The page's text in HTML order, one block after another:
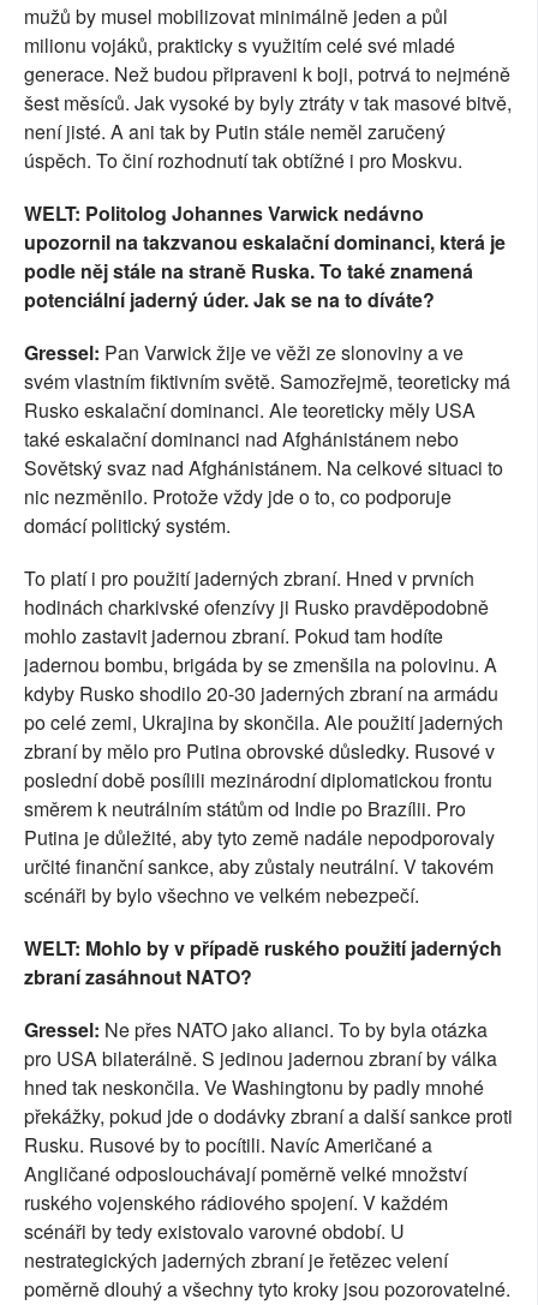
mužů by musel mobilizovat minimálně jeden a půl
milionu vojáků, prakticky s využitím celé své mladé
generace. Než budou připraveni k boji, potrvá to nejméně
šest měsíců. Jak vysoké by byly ztráty v tak masové bitvě,
není jisté. A ani tak by Putin stále neměl zaručený
úspěch. To činí rozhodnutí tak obtížné i pro Moskvu.
WELT: Politolog Johannes Varwick nedávno
upozornil na takzvanou eskalační dominanci, která je
podle něj stále na straně Ruska. To také znamená
potenciální jaderný úder. Jak se na to díváte?
Gressel: Pan Varwick žije ve věži ze slonoviny a ve
svém vlastním fiktivním světě. Samozřejmě, teoreticky má
Rusko eskalační dominanci. Ale teoreticky měly USA
také eskalační dominanci nad Afghánistánem nebo
Sovětský svaz nad Afghánistánem. Na celkové situaci to
nic nezměnilo. Protože vždy jde o to, co podporuje
domácí politický systém.
To platí i pro použití jaderných zbraní. Hned v prvních
hodinách charkivské ofenzívy ji Rusko pravděpodobně
mohlo zastavit jadernou zbraní. Pokud tam hodíte
jadernou bombu, brigáda by se zmenšila na polovinu. A
kdyby Rusko shodilo 20-30 jaderných zbraní na armádu
po celé zemi, Ukrajina by skončila. Ale použití jaderných
zbraní by mělo pro Putina obrovské důsledky. Rusové v
poslední době posílili mezinárodní diplomatickou frontu
směrem k neutrálním státům od Indie po Brazílii. Pro
Putina je důležité, aby tyto země nadále nepodporovaly
určité finanční sankce, aby zůstaly neutrální. V takovém
scénáři by bylo všechno ve velkém nebezpečí.
WELT: Mohlo by v případě ruského použití jaderných
zbraní zasáhnout NATO?
Gressel: Ne přes NATO jako alianci. To by byla otázka
pro USA bilaterálně. S jedinou jadernou zbraní by válka
hned tak neskončila. Ve Washingtonu by padly mnohé
překážky, pokud jde o dodávky zbraní a další sankce proti
Rusku. Rusové by to pocítili. Navíc Američané a
Angličané odposlouchávají poměrně velké množství
ruského vojenského rádiového spojení. V každém
scénáři by tedy existovalo varovné období. U
nestrategických jaderných zbraní je řetězec velení
poměrně dlouhý a všechny tyto kroky jsou pozorovatelné.